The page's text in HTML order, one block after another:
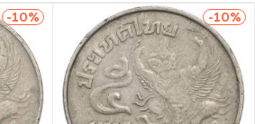
-10% -10%